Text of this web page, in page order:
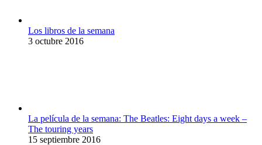
Los libros de la semana
3 octubre 2016
La película de la semana: The Beatles: Eight days a week –
The touring years
15 septiembre 2016